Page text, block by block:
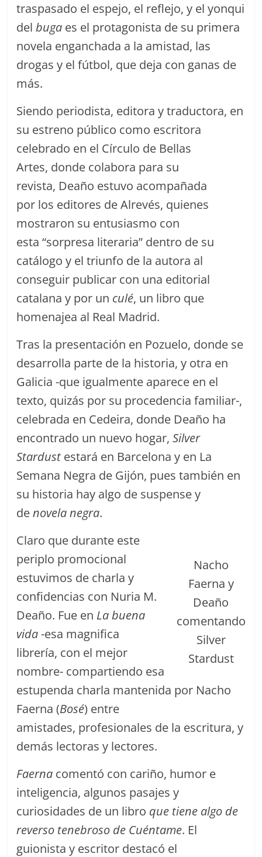
traspasado el espejo, el reflejo, y el yonqui
delbuga es el protagonista de su primera
novela enganchada a la amistad, las
drogas y el fútbol, que deja con ganas de
más.
Siendo periodista, editora y traductora, en
su estreno público como escritora
celebrado en el Círculo de Bellas
Artes, donde colabora para su
revista, Deaño estuvo acompañada
por los editores de Alrevés, quienes
mostraron su entusiasmo con
esta “sorpresa literaria” dentro de su
catálogo y el triunfo de la autora al
conseguir publicar con una editorial
catalana y por un culé, un libro que
homenajea al Real Madrid.
Tras la presentación en Pozuelo, donde se
desarrolla parte de la historia, y otra en
Galicia -que igualmente aparece en el
texto, quizás por su procedencia familiar-,
celebrada en Cedeira, donde Deaño ha
encontrado un nuevo hogar,Silver
Stardust estará en Barcelona y en La
Semana Negra de Gijón, pues también en
su historia hay algo de suspense y
denovela negra.
Nacho
Faerna y
Deaño
comentando
Silver
Stardust
Claro que durante este
periplo promocional
estuvimos de charla y
confidencias con Nuria M.
Deaño. Fue en La buena
vida-esa magnifica
librería, con el mejor
nombre- compartiendo esa
estupenda charla mantenida por Nacho
Faerna (Bosé) entre
amistades, profesionales de la escritura, y
demás lectoras y lectores.
Faerna comentó con cariño, humor e
inteligencia, algunos pasajes y
curiosidades de un libro que tiene algo de
reverso tenebroso de Cuéntame. El
guionista y escritor destacó el